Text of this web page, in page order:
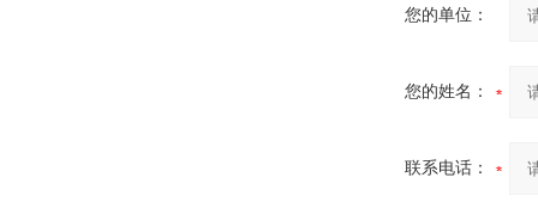
您的单位：
您的姓名：
联系电话：